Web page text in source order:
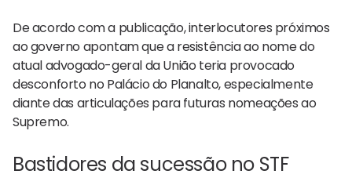
De acordo com a publicação, interlocutores próximos
ao governo apontam que a resistência ao nome do
atual advogado-geral da União teria provocado
desconforto no Palácio do Planalto, especialmente
diante das articulações para futuras nomeações ao
Supremo.
Bastidores da sucessão no STF